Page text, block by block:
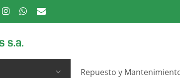
Repuesto y